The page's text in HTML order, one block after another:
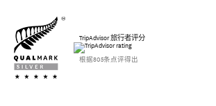
TripAdvisor 旅行者评分
根据805条点评得出